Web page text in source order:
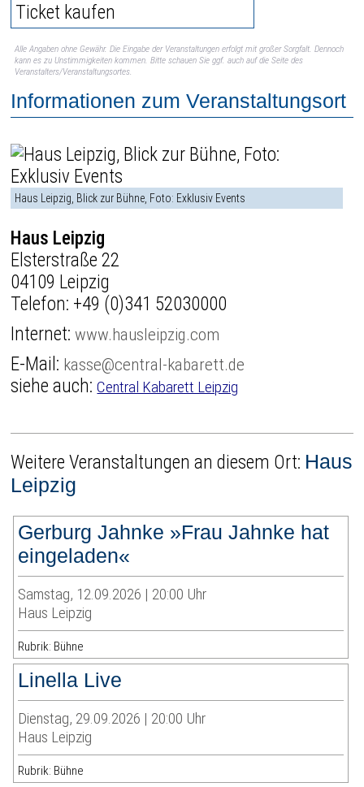
Ticket kaufen
Alle Angaben ohne Gewähr. Die Eingabe der Veranstaltungen erfolgt mit großer Sorgfalt. Dennoch
kann es zu Unstimmigkeiten kommen. Bitte schauen Sie ggf. auch auf die Seite des
Veranstalters/Veranstaltungsortes.
Informationen zum Veranstaltungsort
Haus Leipzig, Blick zur Bühne, Foto: Exklusiv Events
Haus Leipzig
Elsterstraße 22
04109 Leipzig
Telefon: +49 (0)341 52030000
Internet:www.hausleipzig.com
E-Mail: kasse@central-kabarett.de
siehe auch:Central Kabarett Leipzig
Weitere Veranstaltungen an diesem Ort: Haus
Leipzig
Gerburg Jahnke »Frau Jahnke hat
eingeladen«
Samstag, 12.09.2026 | 20:00 Uhr
Haus Leipzig
Rubrik: Bühne
Linella Live
Dienstag, 29.09.2026 | 20:00 Uhr
Haus Leipzig
Rubrik: Bühne